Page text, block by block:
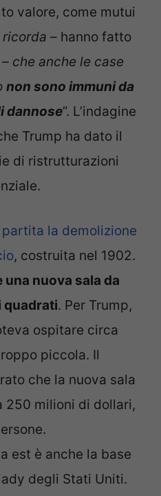
valore, come mutui
– hanno fatto
– che anche le case
non sono immuni da
dannose”. L’indagine
Trump ha dato il
di ristrutturazioni
partita la demolizione
, costruita nel 1902.
nuova sala da
quadrati. Per Trump,
ospitare circa
piccola. Il
che la nuova sala
250 milioni di dollari,
est è anche la base
degli Stati Uniti.